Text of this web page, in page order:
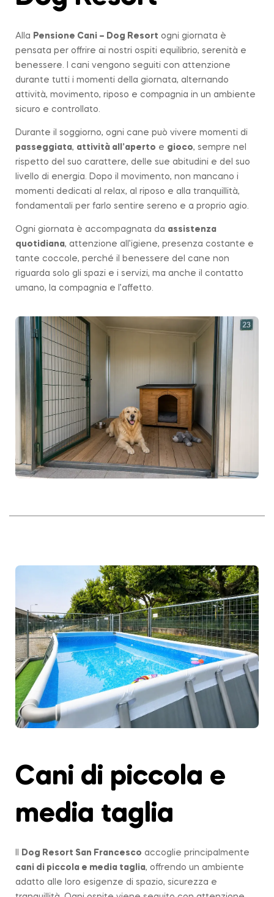
Alla Pensione Cani – Dog Resort ogni giornata è
pensata per offrire ai nostri ospiti equilibrio, serenità e
benessere. I cani vengono seguiti con attenzione
durante tutti i momenti della giornata, alternando
attività, movimento, riposo e compagnia in un ambiente
sicuro e controllato.
Durante il soggiorno, ogni cane può vivere momenti di
passeggiata, attività all’aperto e gioco, sempre nel
rispetto del suo carattere, delle sue abitudini e del suo
livello di energia. Dopo il movimento, non mancano i
momenti dedicati al relax, al riposo e alla tranquillità,
fondamentali per farlo sentire sereno e a proprio agio.
Ogni giornata è accompagnata da assistenza
quotidiana, attenzione all’igiene, presenza costante e
tante coccole, perché il benessere del cane non
riguarda solo gli spazi e i servizi, ma anche il contatto
umano, la compagnia e l’affetto.
Cani di piccola e
media taglia
Dog Resort San Francesco accoglie principalmente
cani di piccola e media taglia, offrendo un ambiente
adatto alle loro esigenze di spazio, sicurezza e